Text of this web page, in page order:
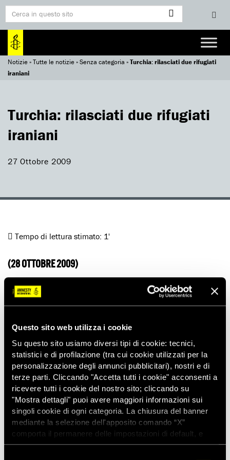
Questo sito web utilizza i cookie
Su questo sito usiamo diversi tipi di cookie: tecnici,
statistici e di profilazione (tra cui cookie utilizzati per la
personalizzazione degli annunci pubblicitari), nostri e di
terze parti. Cliccando "Accetta tutti i cookie" acconsenti a
ricevere tutti i cookie del nostro sito; cliccando su
"Mostra dettagli" puoi avere maggiori informazioni sui
singoli cookie di ogni categoria. La chiusura del banner
mediante la selezione dell'apposito comando “X”
comporta il permanere delle impostazioni di default, e
dunque la continuazione della navigazione con i cookie
Notizie»Tutte le notizie»Senza categoria »Turchia: rilasciati due rifugiati
iraniani
Turchia: rilasciati due rifugiati
iraniani
27 Ottobre 2009
Tempo di lettura stimato: 1'
(28 OTTOBRE 2009)
Mohsen Abdolkhani e Hamid Karimnia, due rifugiati iraniani a
cui era stato negato l’accesso al sistema di asilo in Turchia e
che erano stati detenuti per più di un anno, sono finalmente
Il suo rilascio è avvenuto dopo che, il 22 settembre, la Corte
europea dei diritti umani ha stabilito che l’arresto di Mohsen
Abdolkhani e Hamid Karimnia nel centro di detenzione per
stranieri di Kırklareli era illegale e che il loro eventuale rinvio
in Iran o Iraq avrebbe violato il loro diritto a essere protetti da
ogni forma di tortura e maltrattamento.
Amnesty International resta comunque preoccupata per la
sorte di centinaia di persone che sono ancora trattenute
illegalmente nei centri di detenzione per stranieri in Turchia.
Maggiori informazioni sono disponibili online